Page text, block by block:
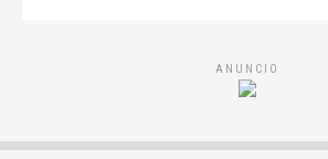
ANUNCIO